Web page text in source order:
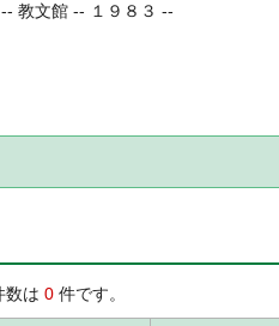
教文館 -- １９８３ --
数は 0 件です。